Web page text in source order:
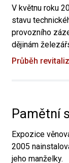
V květnu roku
stavu
provozního
dějinám
Průběh
Pamětní
Expozice
2005
jeho manželky.